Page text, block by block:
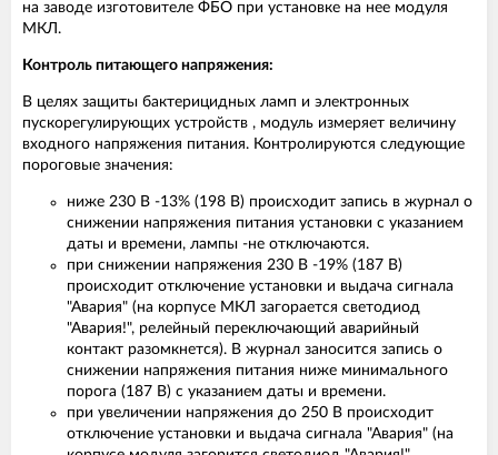
на заводе изготовителе ФБО при установке на нее модуля
МКЛ.
Контроль питающего напряжения:
В целях защиты бактерицидных ламп и электронных
пускорегулирующих устройств , модуль измеряет величину
входного напряжения питания. Контролируются следующие
пороговые значения:
ниже 230 В -13% (198 В) происходит запись в журнал о
снижении напряжения питания установки с указанием
даты и времени, лампы -не отключаются.
при снижении напряжения 230 В -19% (187 В)
происходит отключение установки и выдача сигнала
"Авария" (на корпусе МКЛ загорается светодиод
"Авария!", релейный переключающий аварийный
контакт разомкнется). В журнал заносится запись о
снижении напряжения питания ниже минимального
порога (187 В) с указанием даты и времени.
при увеличении напряжения до 250 В происходит
отключение установки и выдача сигнала "Авария" (на